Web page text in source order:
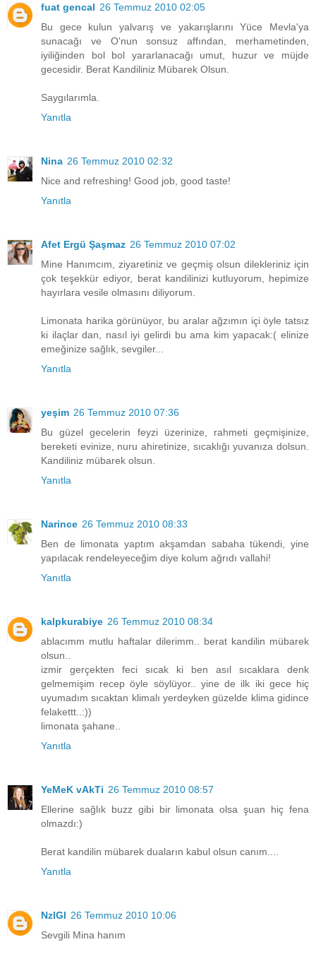
fuat gencal 26 Temmuz 2010 02:05
Bu gece kulun yalvarış ve yakarışlarını Yüce Mevla'ya
sunacağı ve O'nun sonsuz affından, merhametinden,
iyiliğinden bol bol yararlanacağı umut, huzur ve müjde
gecesidir. Berat Kandiliniz Mübarek Olsun.
Saygılarımla.
Yanıtla
Nina 26 Temmuz 2010 02:32
Nice and refreshing! Good job, good taste!
Yanıtla
Afet Ergü Şaşmaz 26 Temmuz 2010 07:02
Mine Hanımcım, ziyaretiniz ve geçmiş olsun dilekleriniz için
çok teşekkür ediyor, berat kandilinizi kutluyorum, hepimize
hayırlara vesile olmasını diliyorum.
Limonata harika görünüyor, bu aralar ağzımın içi öyle tatsız
ki ilaçlar dan, nasıl iyi gelirdi bu ama kim yapacak:( elinize
emeğinize sağlık, sevgiler...
Yanıtla
yeşim 26 Temmuz 2010 07:36
Bu güzel gecelerin feyzi üzerinize, rahmeti geçmişinize,
bereketi evinize, nuru ahiretinize, sıcaklığı yuvanıza dolsun.
Kandiliniz mübarek olsun.
Yanıtla
Narince 26 Temmuz 2010 08:33
Ben de limonata yaptım akşamdan sabaha tükendi, yine
yapılacak rendeleyeceğim diye kolum ağrıdı vallahi!
Yanıtla
kalpkurabiye 26 Temmuz 2010 08:34
ablacımm mutlu haftalar dilerimm.. berat kandilin mübarek
olsun..
izmir gerçekten feci sıcak ki ben asıl sıcaklara denk
gelmemişim recep öyle söylüyor.. yine de ilk iki gece hiç
uyumadım sıcaktan klimalı yerdeyken güzelde klima gidince
felakettt..:))
limonata şahane..
Yanıtla
YeMeK vAkTi 26 Temmuz 2010 08:57
Ellerine sağlık buzz gibi bir limonata olsa şuan hiç fena
olmazdı:)
Berat kandilin mübarek duaların kabul olsun canım....
Yanıtla
NzlGl 26 Temmuz 2010 10:06
Sevgili Mina hanım